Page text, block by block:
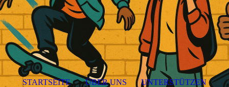
STARTSEITE ÜBER UNS UNTERSTÜTZEN